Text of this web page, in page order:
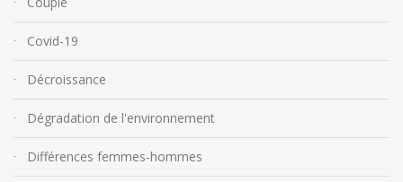
Covid-19
Décroissance
Dégradation de l'environnement
Différences femmes-hommes